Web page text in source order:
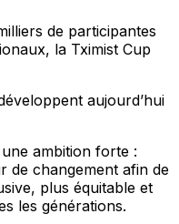
de participantes
la Tximist Cup
aujourd’hui
ambition forte :
de changement afin de
plus équitable et
les générations.